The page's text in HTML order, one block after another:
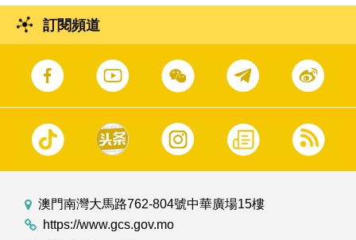
訂閱頻道
澳門南灣大馬路762-804號中華廣場15樓
https://www.gcs.gov.mo